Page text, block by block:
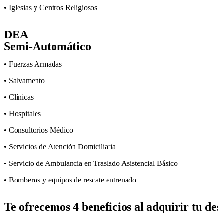
• Iglesias y Centros Religiosos
DEA
Semi-Automático
• Fuerzas Armadas
• Salvamento
• Clínicas
• Hospitales
• Consultorios Médico
• Servicios de Atención Domiciliaria
• Servicio de Ambulancia en Traslado Asistencial Básico
• Bomberos y equipos de rescate entrenado
Te ofrecemos 4 beneficios al adquirir tu